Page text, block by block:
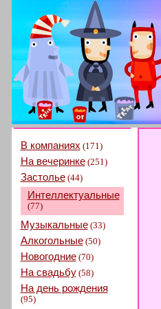
В компаниях (171)
На вечеринке(251)
Застолье(44)
Интеллектуальные
(77)
Музыкальные(33)
Алкогольные(50)
Новогодние(70)
На свадьбу(58)
На день рождения
(95)